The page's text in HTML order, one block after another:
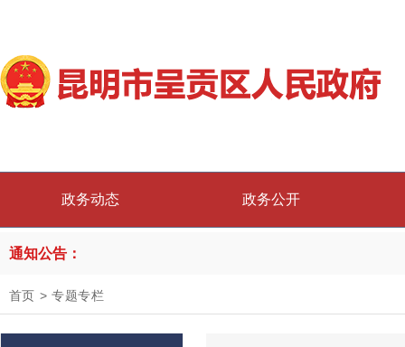
政务动态 政务公开
通知公告：
首页 > 专题专栏